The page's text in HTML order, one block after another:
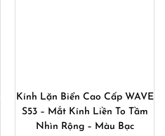
Kính Lặn Biển Cao Cấp WAVE
S53 – Mắt Kính Liền To Tầm
Nhìn Rộng – Màu Bạc